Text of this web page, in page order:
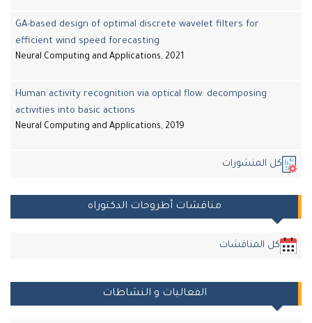
GA-based design of optimal discrete wavelet filters for
efficient wind speed forecasting
Neural Computing and Applications, 2021
Human activity recognition via optical flow: decomposing
activities into basic actions
Neural Computing and Applications, 2019
كل المنشورات
مناقشات أطروحات الدكتوراه
كل المناقشات
الفعاليات و النشاطات